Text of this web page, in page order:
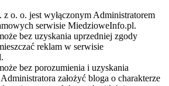
o. o. jest wyłączonym Administratorem
serwisie MiedzioweInfo.pl.
bez uzyskania uprzedniej zgody
reklam w serwisie
bez porozumienia i uzyskania
założyć bloga o charakterze